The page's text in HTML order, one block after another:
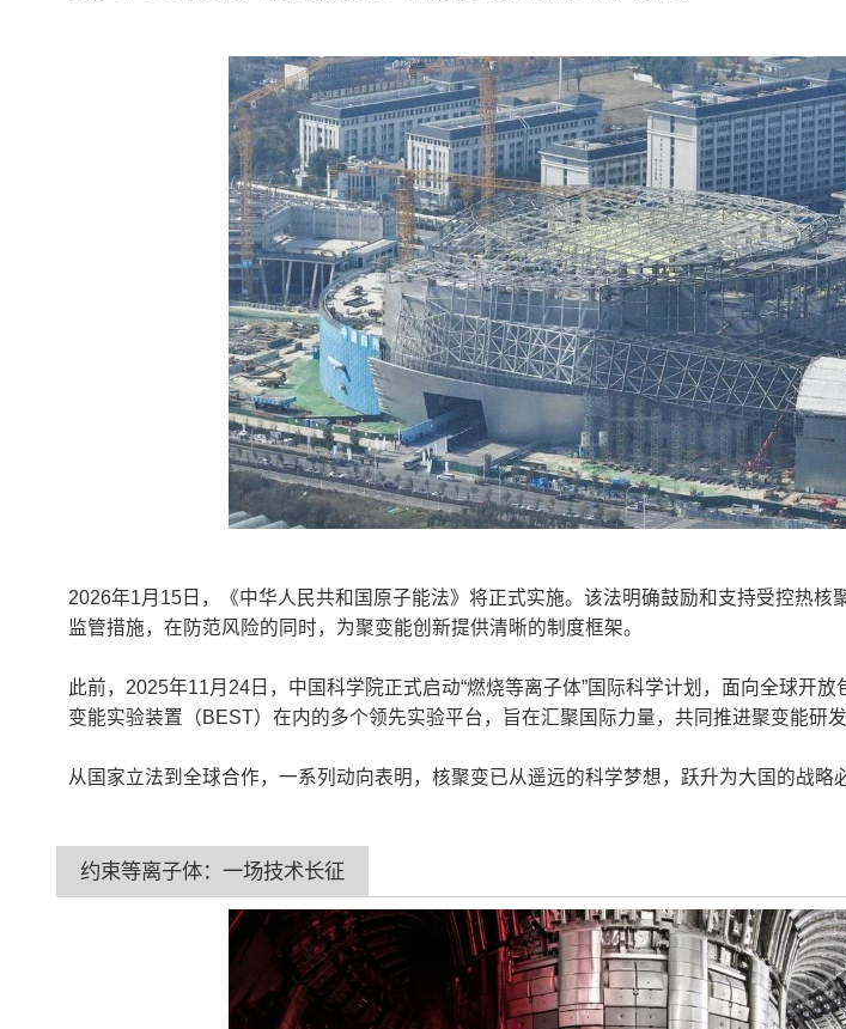
2026年1月15日，《中华人民共和国原子能法》将正式实施。该法明确鼓励和支持受控热核
监管措施，在防范风险的同时，为聚变能创新提供清晰的制度框架。
此前，2025年11月24日，中国科学院正式启动“燃烧等离子体”国际科学计划，面向全球开
变能实验装置（BEST）在内的多个领先实验平台，旨在汇聚国际力量，共同推进聚变能研发
从国家立法到全球合作，一系列动向表明，核聚变已从遥远的科学梦想，跃升为大国的战略
约束等离子体：一场技术长征